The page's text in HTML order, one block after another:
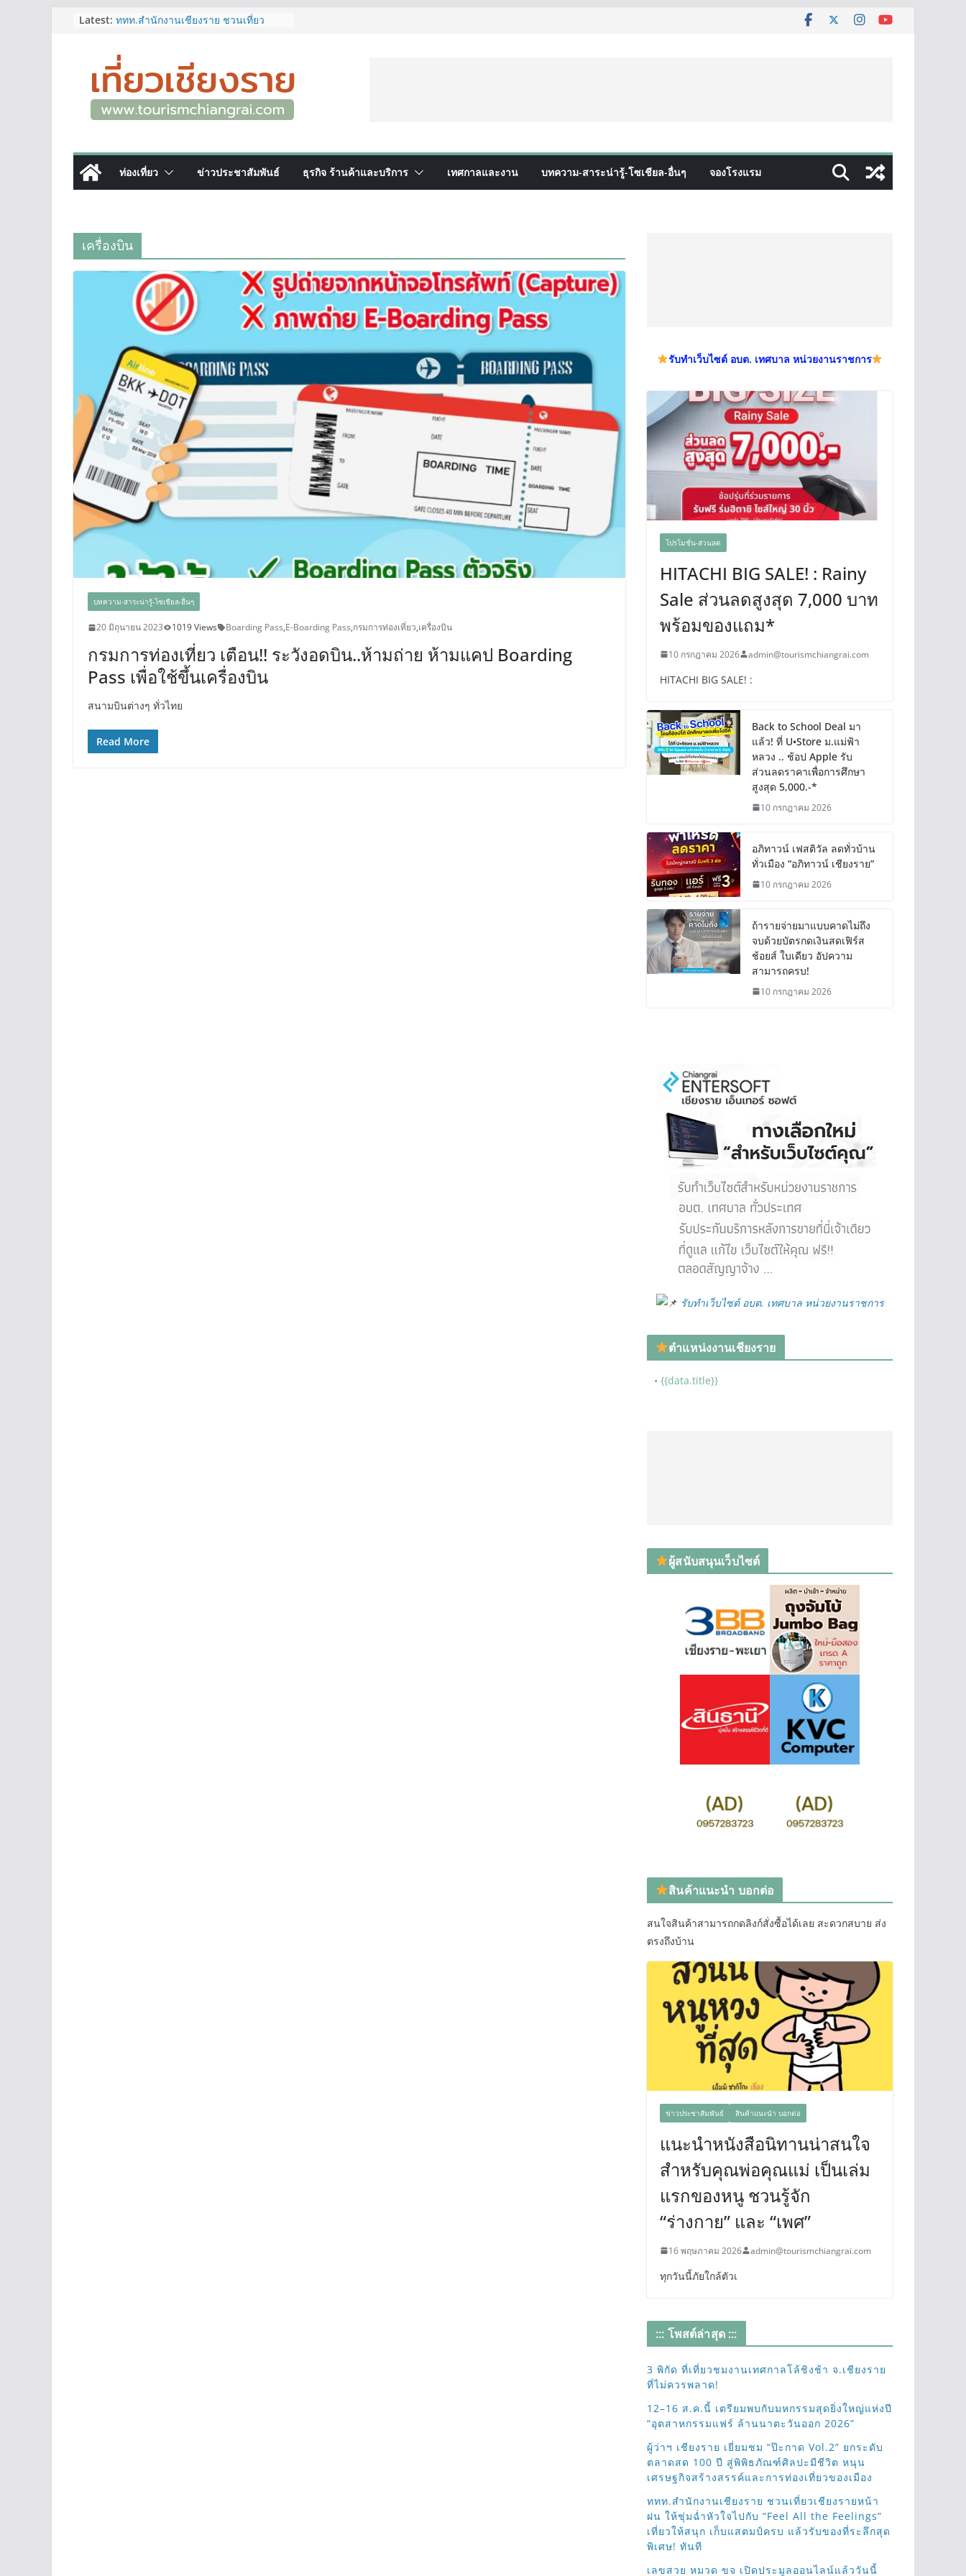
Latest: ททท.สำนักงานเชียงราย ชวนเที่ยว
เก็บแสตมป์ครบ แล้วรับของที่ระลึกสุด
พิเศษ! ทันที
เลขสวย หมวด ขจ เปิดประมูลออนไลน์
แล้ววันนี้ เลขเด่น เลขมงคล ความหมาย
ดีมีให้เลือกหลากหลายทั้ง 301 หมายเลข
จ.เชียงราย ที่ไม่ควรพลาด!
12–16 ส.ค.นี้ เตรียมพบกับมหกรรมสุด
ยิ่งใหญ่แห่งปี “อุตสาหกรรมแฟร์ ล้านนา
ตะวันออก 2026”
ศิลปะมีชีวิต หนุนเศรษฐกิจสร้างสรรค์
และการท่องเที่ยวของเมือง
ท่องเที่ยว ข่าวประชาสัมพันธ์ ธุรกิจ ร้านค้าและบริการ เทศกาลและงาน บทความ-สาระน่ารู้-โซเชียล-อื่นๆ จองโรงแรม
เครื่องบิน
บทความ-สาระน่ารู้-โซเชียล-อื่นๆ
20 มิถุนายน 2023 1019 Views Boarding Pass,E-Boarding Pass,กรมการท่องเที่ยว,เครื่องบิน
กรมการท่องเที่ยว เตือน!! ระวังอดบิน..ห้ามถ่าย ห้ามแคป Boarding
Pass เพื่อใช้ขึ้นเครื่องบิน
สนามบินต่างๆ ทั่วไทย
Read More
รับทำเว็บไซต์ อบต. เทศบาล หน่วยงานราชการ
โปรโมชั่น-ส่วนลด
HITACHI BIG SALE! : Rainy
Sale ส่วนลดสูงสุด 7,000 บาท
พร้อมของแถม*
10 กรกฎาคม 2026 admin@tourismchiangrai.com
HITACHI BIG SALE! :
Back to School Deal มา
แล้ว! ที่ U•Store ม.แม่ฟ้า
หลวง .. ช้อป Apple รับ
ส่วนลดราคาเพื่อการศึกษา
สูงสุด 5,000.-*
10 กรกฎาคม 2026
อภิทาวน์ เฟสติวัล ลดทั่วบ้าน
ทั่วเมือง “อภิทาวน์ เชียงราย”
10 กรกฎาคม 2026
ถ้ารายจ่ายมาแบบคาดไม่ถึง
จบด้วยบัตรกดเงินสดเฟิร์ส
ช้อยส์ ใบเดียว อัปความ
สามารถครบ!
10 กรกฎาคม 2026
รับทำเว็บไซต์ อบต. เทศบาล หน่วยงานราชการ
ตำแหน่งงานเชียงราย
• {{data.title}}
ผู้สนับสนุนเว็บไซต์
สินค้าแนะนำ บอกต่อ
สนใจสินค้าสามารถกดลิงก์สั่งซื้อได้เลย สะดวกสบาย ส่ง
ตรงถึงบ้าน
ข่าวประชาสัมพันธ์ สินค้าแนะนำ บอกต่อ
แนะนำหนังสือนิทานน่าสนใจ
สำหรับคุณพ่อคุณแม่ เป็นเล่ม
แรกของหนู ชวนรู้จัก
“ร่างกาย” และ “เพศ”
16 พฤษภาคม 2026 admin@tourismchiangrai.com
ทุกวันนี้ภัยใกล้ตัวเ
::: โพสต์ล่าสุด :::
3 พิกัด ที่เที่ยวชมงานเทศกาลโล้ชิงช้า จ.เชียงราย
ที่ไม่ควรพลาด!
12–16 ส.ค.นี้ เตรียมพบกับมหกรรมสุดยิ่งใหญ่แห่งปี
“อุตสาหกรรมแฟร์ ล้านนาตะวันออก 2026”
ผู้ว่าฯ เชียงราย เยี่ยมชม “ป๊ะกาด Vol.2” ยกระดับ
ตลาดสด 100 ปี สู่พิพิธภัณฑ์ศิลปะมีชีวิต หนุน
เศรษฐกิจสร้างสรรค์และการท่องเที่ยวของเมือง
ททท.สำนักงานเชียงราย ชวนเที่ยวเชียงรายหน้า
ฝน ให้ชุ่มฉ่ำหัวใจไปกับ “Feel All the Feelings”
เที่ยวให้สนุก เก็บแสตมป์ครบ แล้วรับของที่ระลึกสุด
พิเศษ! ทันที
เลขสวย หมวด ขจ เปิดประมูลออนไลน์แล้ววันนี้